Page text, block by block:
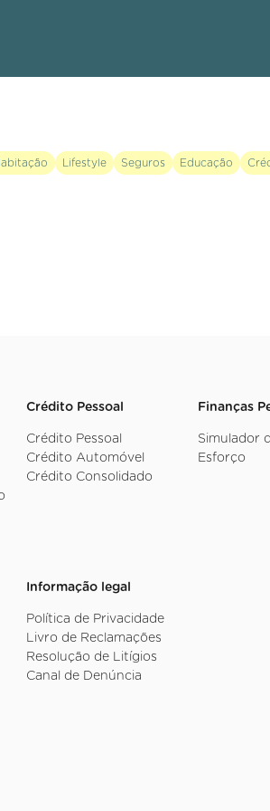
Lifestyle Seguros Educação
Crédito Pessoal
Crédito Pessoal
Crédito Automóvel
Crédito Consolidado
Finanças
Simulador
Esforço
Informação legal
Política de Privacidade
Livro de Reclamações
Resolução de Litígios
Canal de Denúncia